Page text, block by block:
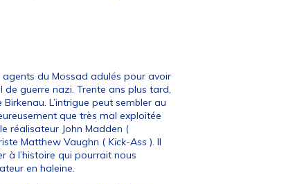
du Mossad adulés pour avoir
de guerre nazi. Trente ans plus tard,
L’intrigue peut sembler au
que très mal exploitée
réalisateur John Madden (
Matthew Vaughn ( Kick-Ass ). Il
à l’histoire qui pourrait nous
en haleine.